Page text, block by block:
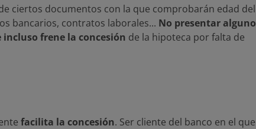
ciertos documentos con la que comprobarán edad del
bancarios, contratos laborales... No presentar alguno
frene la concesión de la hipoteca por falta de
facilita la concesión. Ser cliente del banco en el que